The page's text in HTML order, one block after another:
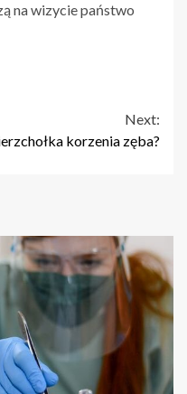
na wizycie państwo
Next:
korzenia zęba?